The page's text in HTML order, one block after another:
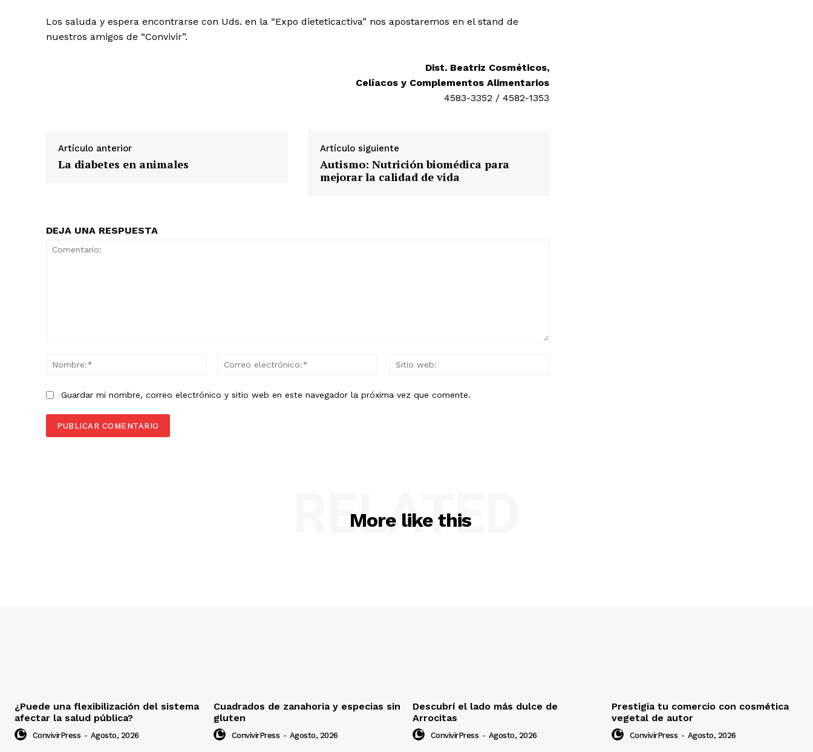
Los saluda y espera encontrarse con Uds. en la “Expo dieteticactiva” nos apostaremos en el stand de
nuestros amigos de “Convivir”.
Dist. Beatriz Cosméticos,
Celíacos y Complementos Alimentarios
4583-3352 / 4582-1353
Artículo anterior
La diabetes en animales
Artículo siguiente
Autismo: Nutrición biomédica para
mejorar la calidad de vida
DEJA UNA RESPUESTA
Nombre:*
Correo
Guardar mi nombre, correo electrónico y sitio web en este navegador la próxima vez que comente.
More like this
RELATED
¿Puede una flexibilización del sistema
afectar la salud pública?
ConvivirPress - Agosto, 2026
Cuadrados de zanahoria y especias sin
gluten
ConvivirPress - Agosto, 2026
Descubrí el lado más dulce de
Arrocitas
ConvivirPress - Agosto, 2026
Prestigia tu comercio con cosmética
vegetal de autor
ConvivirPress - Agosto, 2026